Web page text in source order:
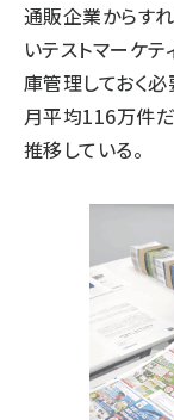
通販企業からす
いテストマーケ
庫管理しておく
月平均116万件
推移している。